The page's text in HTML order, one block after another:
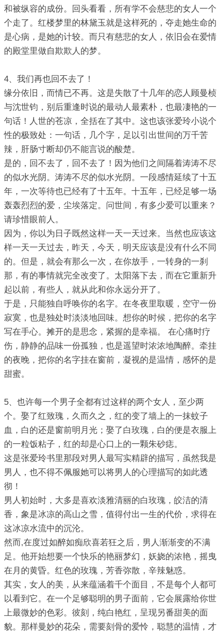
和被纵容的成份。回头看看，所有学不会慈悲的女人一个
个走了。红楼梦里的林黛玉就是这样死的，夺走她生命的
是心病，是她的计较。而只有慈悲的女人，依旧会在爱情
的殿堂里做自欺欺人的梦。
4、我们再也回不去了！
缘分依旧，而情已不再。这是失散了十几年的恋人顾曼桢
与沈世钧，别后重逢时说的最动人最素朴，也最凄艳的一
句话！人世的苍凉，全括在了其中。这也该张爱玲小说个
性的极致处：一句话，几个字，足以引出世间的万千苦
辣，肝肠寸断却仍不能言说的酸楚。
是的，回不去了，回不去了！因为他们之间隔着涛涛不尽
的似水光阴。涛涛不尽的似水光阴。一段感情延续了十五
年，一次等待也已经有了十五年。十五年，已经足够一场
轰轰烈烈的爱，尘埃落定。问世间，有多少爱可以重来？
请珍惜眼前人。
因为，你以为日子既然这样一天一天过来。当然也应该这
样一天一天过去，昨天，今天，明天应该是没有什么不同
的。但是，就会有那么一次，在你放手，一转身的一刹
那，有的事情就完全改变了。太阳落下去，而在它重新升
起以前，有些人，就从此和你永远分开了。
于是，只能独自呼唤你的名字。在冬夜里取暖，空守一份
寂寞，也是独处时淡淡地回味。想你的时候，把你的名字
写在手心。摊开的是思念，紧握的是幸福。 在心痛时疗
伤，静静的品味一份孤独，也是遥望时浓浓地陶醉。牵挂
的夜晚，把你的名字挂在窗前，凝视的是温情，感怀的是
甜蜜。
5、也许每一个男子全都有过这样的两个女人，至少两
个。娶了红致瑰，久而久之，红的变了墙上的一抹蚊子
血，白的还是窗前明月光；娶了白玫瑰，白的便是衣服上
的一粒饭粘子，红的却是心口上的一颗朱砂痣。
这是张爱玲书里那段对男人最写实精辟的描写，虽然我是
男人，也不得不佩服她可以将男人的心理描写的如此透
彻！
男人初始时，大多是喜欢淡雅清丽的白玫瑰，皎洁的清
香，象是冰凉的高山之雪，值得付出一生的代价，求得在
这冰凉水流中的沉沦。
然而,在度过如醉如痴欣喜若狂之后，男人渐渐变的不满
足。他开始想要一个快乐的艳丽梦幻，妖娆的浓艳，摇曳
在月的黄昏。红色的玫瑰，芳香弥散，辛辣魅惑。
其实，女人的美，从来蕴涵着千个面目，不是每个人都可
以看到它。在一个足够聪明的男子面前，它会展露给你世
上最微妙的色彩。彼刻，纯白艳红，呈现另番甜美的面
貌。那样曼妙的花朵，需要刻骨的爱怜，聪慧的温情，才